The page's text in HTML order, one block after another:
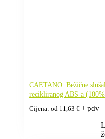
CAETANO. Bežične
recikliranog ABS-a
Cijena: od 11,63 € + pdv